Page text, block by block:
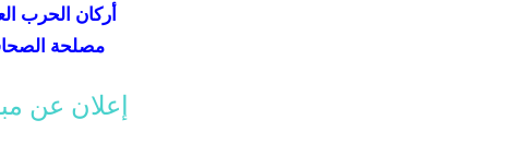
أركان الحرب
مصلحة
إعلان عن